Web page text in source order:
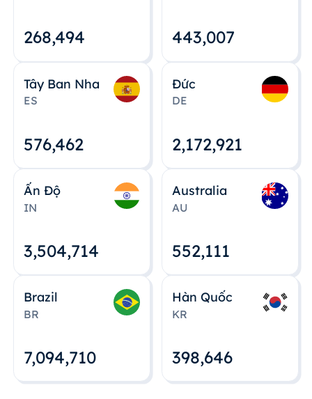
268,495 443,008
Tây Ban Nha
ES
576,463
Đức
DE
2,172,922
Ấn Độ
IN
3,504,715
Australia
AU
552,112
Brazil
BR
7,094,712
Hàn Quốc
KR
398,648